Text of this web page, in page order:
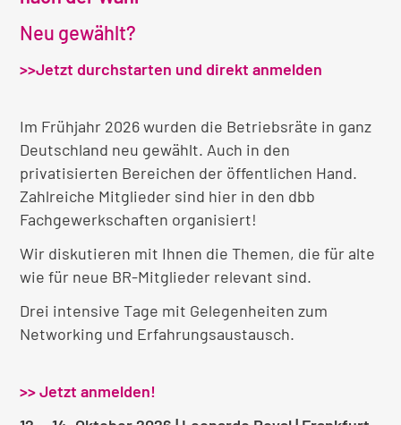
Neu gewählt?
>>Jetzt durchstarten und direkt anmelden
Im Frühjahr 2026 wurden die Betriebsräte in ganz
Deutschland neu gewählt. Auch in den
privatisierten Bereichen der öffentlichen Hand.
Zahlreiche Mitglieder sind hier in den dbb
Fachgewerkschaften organisiert!
Wir diskutieren mit Ihnen die Themen, die für alte
wie für neue BR-Mitglieder relevant sind.
Drei intensive Tage mit Gelegenheiten zum
Networking und Erfahrungsaustausch.
>> Jetzt anmelden!